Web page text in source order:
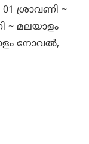
ശ്രാവണി ~
~ മലയാളം
നോവൽ,